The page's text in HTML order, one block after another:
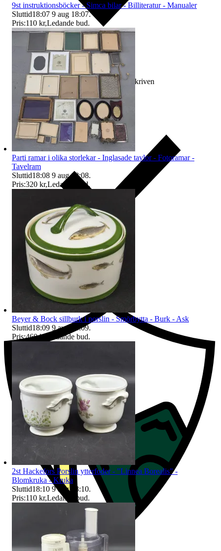
Ersättning om varan inte är som beskriven
Ersättning om du inte får din vara
9st instruktionsböcker - Simca bilar - Billiteratur - Manualer
Sluttid18:07 9 aug 18:07.
Pris:110 kr,Ledande bud.
Parti ramar i olika storlekar - Inglasade tavlor - Fotoramar -
Tavelram
Sluttid18:08 9 aug 18:08.
Pris:320 kr,Ledande bud.
Beyer & Bock sillburk i porslin - Smörbytta - Burk - Ask
Sluttid18:09 9 aug 18:09.
Pris:460 kr Ledande bud.
2st Hackefors Porslin ytterfoder - "Linnea Borealis" -
Blomkruka - Kruka
Sluttid18:10 9 aug 18:10.
Pris:110 kr,Ledande bud.